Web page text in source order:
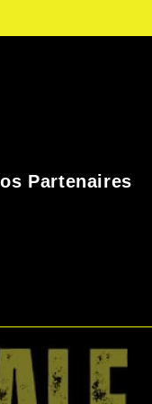
Partenaires